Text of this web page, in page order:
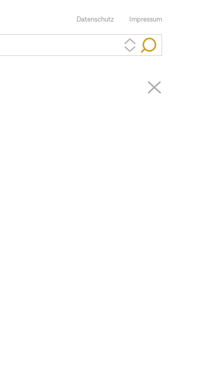
Impressum
Datenschutz